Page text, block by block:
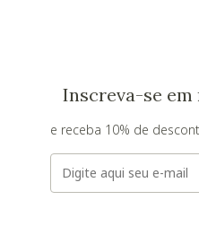
Inscreva-se em
e receba 10% de
E-mail